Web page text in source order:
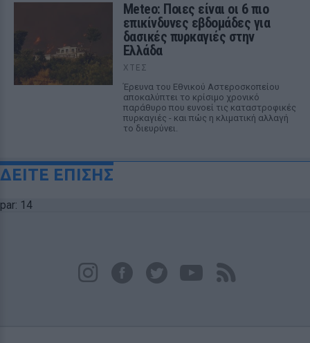
Meteo: Ποιες είναι οι 6 πιο
επικίνδυνες εβδομάδες για
δασικές πυρκαγιές στην
Ελλάδα
ΧΤΕΣ
Έρευνα του Εθνικού Αστεροσκοπείου
αποκαλύπτει το κρίσιμο χρονικό
παράθυρο που ευνοεί τις καταστροφικές
πυρκαγιές - και πώς η κλιματική αλλαγή
το διευρύνει.
ΔΕΙΤΕ ΕΠΙΣΗΣ
par: 14